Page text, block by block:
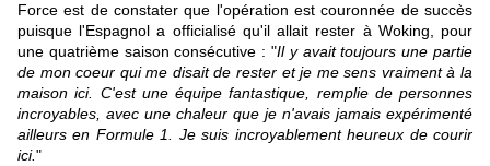
Force est de constater que l'opération est couronnée de succès
puisque l'Espagnol a officialisé qu'il allait rester à Woking, pour
une quatrième saison consécutive : "Il y avait toujours une partie
de mon coeur qui me disait de rester et je me sens vraiment à la
maison ici. C'est une équipe fantastique, remplie de personnes
incroyables, avec une chaleur que je n'avais jamais expérimenté
ailleurs en Formule 1. Je suis incroyablement heureux de courir
ici."